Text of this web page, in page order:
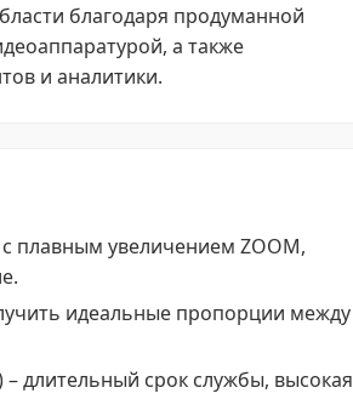
благодаря продуманной
а также
и аналитики.
плавным увеличением ZOOM,
идеальные пропорции между
длительный срок службы, высокая